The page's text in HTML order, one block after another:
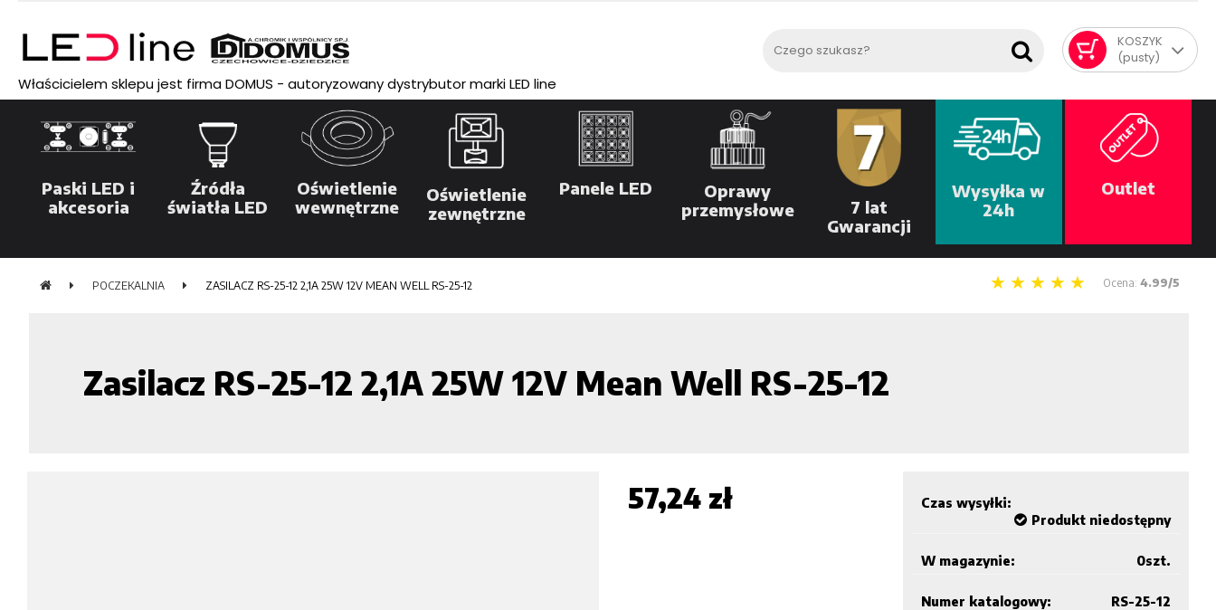
KOSZYK
(pusty)
Właścicielem sklepu jest firma DOMUS - autoryzowany dystrybutor marki LED line
Paski LED i
akcesoria
Źródła
światła LED
Oświetlenie
wewnętrzne
Oświetlenie
zewnętrzne
Panele LED
Oprawy
przemysłowe
7 lat
Gwarancji
Wysyłka w
24h
Outlet
POCZEKALNIA ZASILACZ RS-25-12 2,1A 25W 12V MEAN WELL RS-25-12 Ocena: 4.99/5
Zasilacz RS-25-12 2,1A 25W 12V Mean Well RS-25-12
57,24 zł
Czas wysyłki:
Produkt niedostępny
W magazynie: szt.
0
Numer katalogowy: RS-25-12